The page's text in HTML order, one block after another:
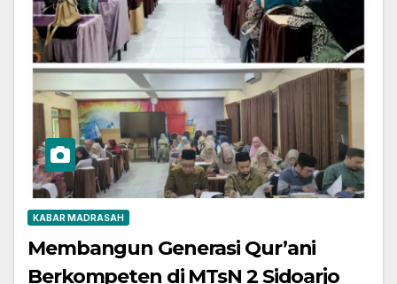
KABAR MADRASAH
Membangun Generasi Qur’ani
Berkompeten di MTsN 2 Sidoarjo